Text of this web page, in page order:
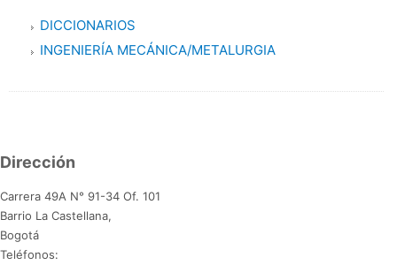
DICCIONARIOS
INGENIERÍA MECÁNICA/METALURGIA
Dirección
Carrera 49A N° 91-34 Of. 101
Barrio La Castellana,
Bogotá
Teléfonos: